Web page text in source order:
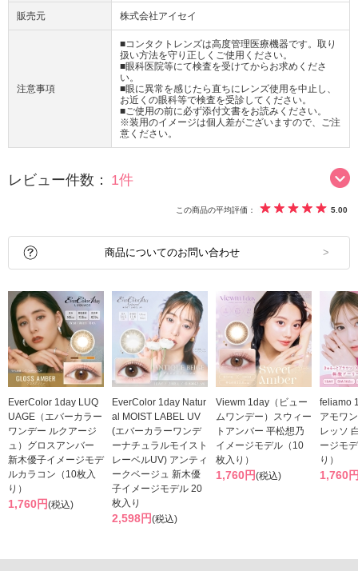
販売元 株式会社アイセイ
注意事項
■コンタクトレンズは高度管理医療機器です。取り
扱い方法を守り正しくご使用ください。
■眼科医院等にて検査を受けてからお求めくださ
い。
■眼に異常を感じたら直ちにレンズ使用を中止し、
お近くの眼科等で検査を受診してください。
■ご使用の前に必ず添付文書をお読みください。
※装用のイメージは個人差がございますので、ご注
意ください。
レビュー件数： 1件
この商品の平均評価： 5.00
商品についてのお問い合わせ
EverColor 1day LUQ
UAGE（エバーカラー
ワンデー ルクアージ
ュ）グロスアンバー
新木優子イメージモデ
ルカラコン（10枚入
り）
1,760円(税込)
EverColor 1day Natur
al MOIST LABEL UV
(エバーカラーワンデ
ーナチュラルモイスト
レーベルUV) アンティ
ークベージュ 新木優
子イメージモデル 20
枚入り
2,598円(税込)
Viewm 1day（ビュー
ムワンデー）スウィー
トアンバー 平松想乃
イメージモデル（10
枚入り）
1,760円(税込)
feliamo
アモワ
レッソ
ージモ
り）
1,760